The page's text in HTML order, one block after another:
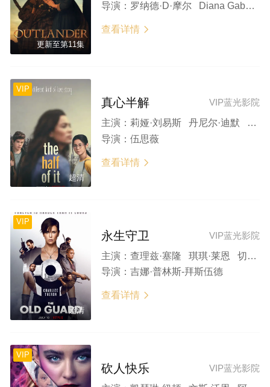
更新至第11集
导演： 罗纳德·D·摩尔 Diana Gabaldon
查看详情 
VIP
超清
VIP蓝光影院
真心半解
主演： 莉娅·刘易斯 丹尼尔·迪默 艾丽克西斯·勒梅尔 沃尔夫冈·诺沃格拉茨 邹兆龙
导演： 伍思薇
查看详情 
VIP
超清
VIP蓝光影院
永生守卫
主演： 查理兹·塞隆 琪琪·莱恩 切瓦特·埃加福 马提亚斯·修奈尔 哈利·米尔林
导演： 吉娜·普林斯-拜斯伍德
查看详情 
VIP
VIP蓝光影院
砍人快乐